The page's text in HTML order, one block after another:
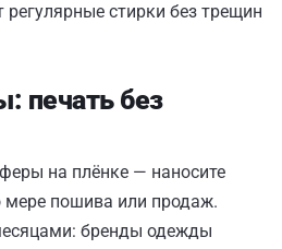
стирки без трещин
печать без
на плёнке — наносите
пошива или продаж.
бренды одежды